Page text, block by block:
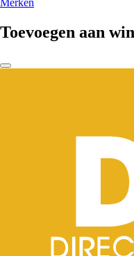
Merken
Toevoegen aan